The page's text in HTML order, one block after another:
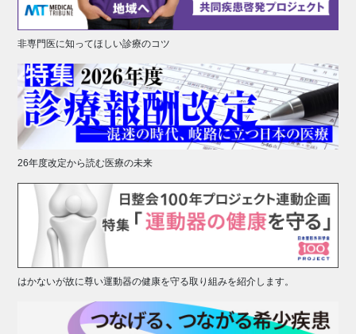
非専門医に知ってほしい診療のコツ
26年度改定から読む医療の未来
はかないが故に尊い運動器の健康を守る取り組みを紹介します。